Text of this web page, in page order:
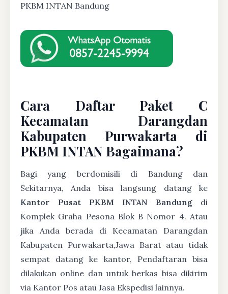
PKBM INTAN Bandung
Cara Daftar Paket C
Kecamatan Darangdan
Kabupaten Purwakarta di
PKBM INTAN Bagaimana?
Bagi yang berdomisili di Bandung dan
Sekitarnya, Anda bisa langsung datang ke
Kantor Pusat PKBM INTAN Bandung di
Komplek Graha Pesona Blok B Nomor 4. Atau
jika Anda berada di Kecamatan Darangdan
Kabupaten Purwakarta,Jawa Barat atau tidak
sempat datang ke kantor, Pendaftaran bisa
dilakukan online dan untuk berkas bisa dikirim
via Kantor Pos atau Jasa Ekspedisi lainnya.